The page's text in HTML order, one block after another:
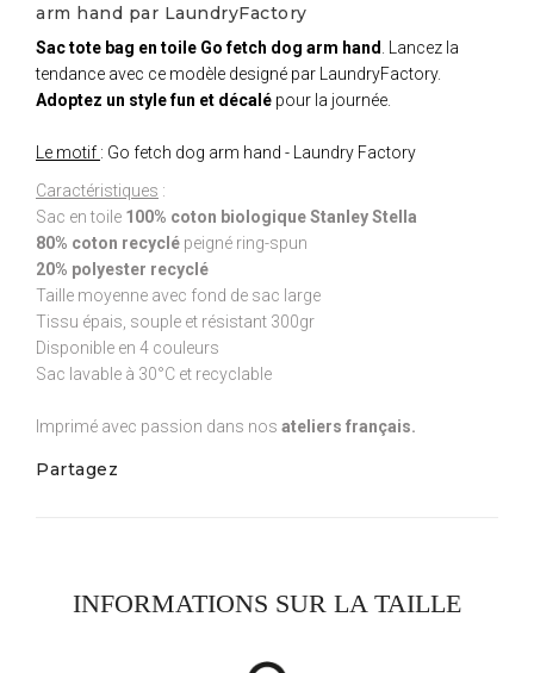
arm hand par LaundryFactory
Sac tote bag en toile Go fetch dog arm hand
. Lancez la
tendance avec ce modèle designé par LaundryFactory.
Adoptez un style fun et décalé pour la journée.
Le motif : Go fetch dog arm hand - Laundry Factory
Caractéristiques :
Sac en toile 100% coton biologique Stanley Stella
80% coton recyclé peigné ring-spun
20% polyester recyclé
Taille moyenne avec fond de sac large
Tissu épais, souple et résistant 300gr
Disponible en 4 couleurs
Sac lavable à 30°C et recyclable
Imprimé avec passion dans nos ateliers français.
Partagez
INFORMATIONS SUR LA TAILLE